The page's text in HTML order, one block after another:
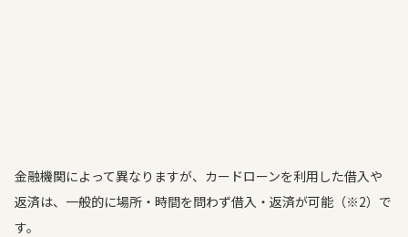
金融機関によって異なりますが、カードローンを利用した借入や
返済は、一般的に場所・時間を問わず借入・返済が可能（※2）で
す。